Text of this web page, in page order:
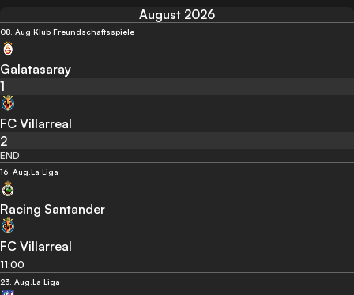
August 2026
08. Aug. Klub Freundschaftsspiele
Galatasaray
1
FC Villarreal
2
END
16. Aug. La Liga
Racing Santander
FC Villarreal
11:00
23. Aug. La Liga